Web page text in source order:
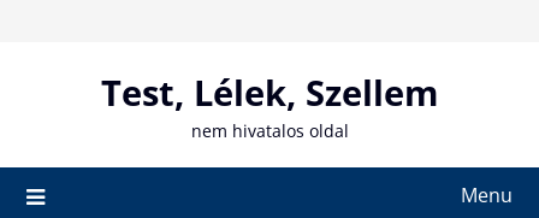
Test, Lélek, Szellem
nem hivatalos oldal
Menu